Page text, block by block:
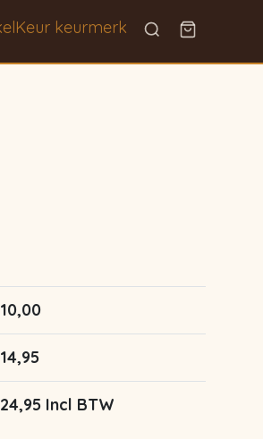
10,00
14,95
24,95 Incl BTW